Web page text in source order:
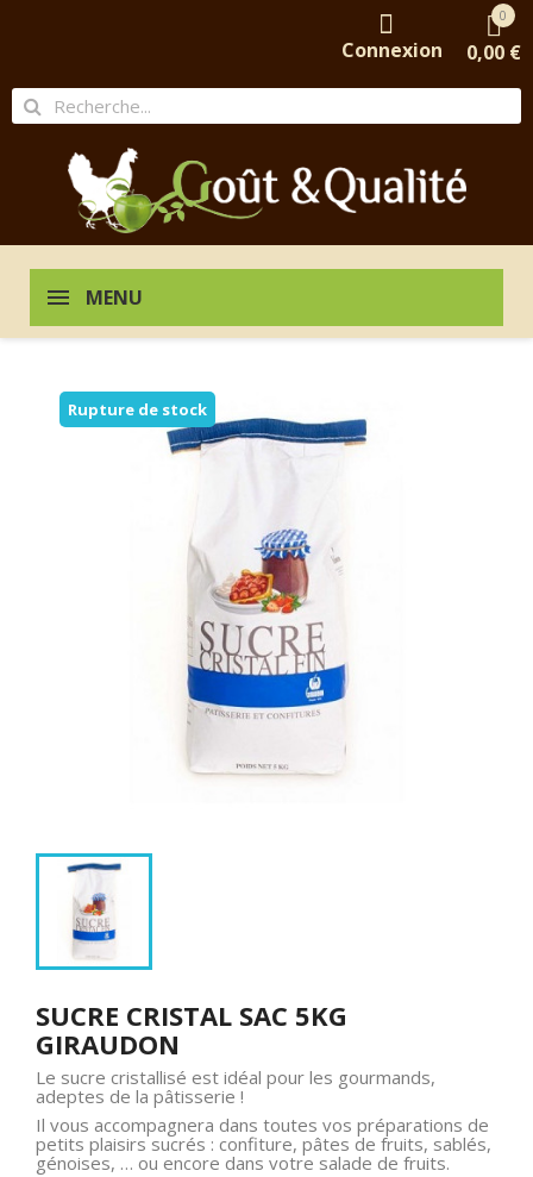
Connexion
0
0,00 €
MENU
Rupture de stock
SUCRE CRISTAL SAC 5KG
GIRAUDON
Le sucre cristallisé est idéal pour les gourmands,
adeptes de la pâtisserie !
Il vous accompagnera dans toutes vos préparations de
petits plaisirs sucrés : confiture, pâtes de fruits, sablés,
génoises, … ou encore dans votre salade de fruits.